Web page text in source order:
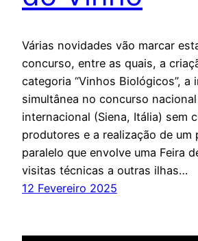
Várias novidades vão marcar
concurso, entre as quais, a
categoria “Vinhos Biológicos”, a
simultânea no concurso
internacional (Siena, Itália) sem
produtores e a realização de um
paralelo que envolve uma Feira
visitas técnicas a outras ilhas…
12 Fevereiro 2025